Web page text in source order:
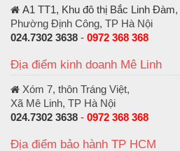
A1 TT1, Khu đô thị Bắc Linh Đàm,
Phường Định Công, TP Hà Nội
024.7302 3638 - 0972 368 368
Địa điểm kinh doanh Mê Linh
Xóm 7, thôn Tráng Việt,
Xã Mê Linh, TP Hà Nội
024.7302 3638 - 0972 368 368
Địa điểm bảo hành TP HCM